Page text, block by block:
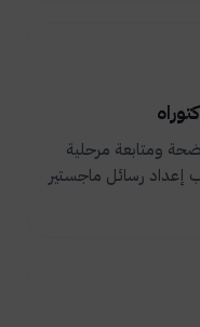
ومتابعة مرحلية
إعداد رسائل ماجستير